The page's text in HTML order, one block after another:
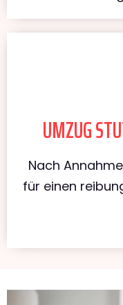
UMZUG
Nach
für einen